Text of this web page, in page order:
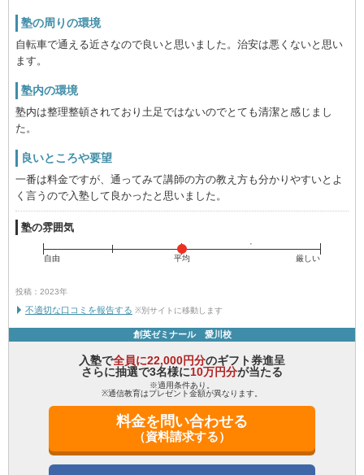
塾の周りの環境
自転車で通える近さなので良いと思いました。治安は悪くないと思い
ます。
塾内の環境
塾内は整理整頓されており土足ではないのでとても清潔と感じまし
た。
良いところや要望
一番は料金ですが、通ってみて講師の方の教え方も分かりやすいとよ
く言うので入塾して良かったと思いました。
塾の雰囲気
自由 平均 厳しい
投稿：2023年
不適切な口コミを報告する ※別サイトに移動します
創英ゼミナール 愛川校
入塾で全員に22,000円分のギフト券進呈
さらに抽選で3名様に10万円分が当たる
※適用条件あり。
※通信教育はプレゼント金額が異なります。
料金を問い合わせる
（資料請求する）